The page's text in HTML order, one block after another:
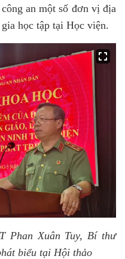
an một số đơn vị địa
học tập tại Học viện.
Phan Xuân Tuy, Bí thư
biểu tại Hội thảo